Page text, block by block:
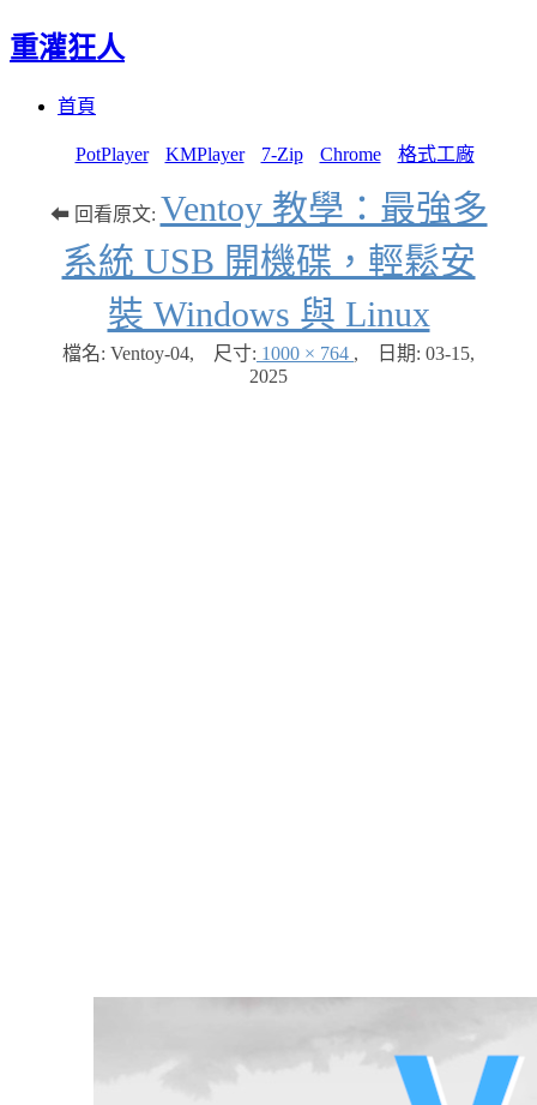
重灌狂人
首頁
PotPlayer KMPlayer 7-Zip Chrome 格式工廠
⬅ 回看原文: Ventoy 教學：最強多
系統 USB 開機碟，輕鬆安
裝 Windows 與 Linux
檔名: Ventoy-04, 尺寸: 1000 × 764 , 日期: 03-15,
2025